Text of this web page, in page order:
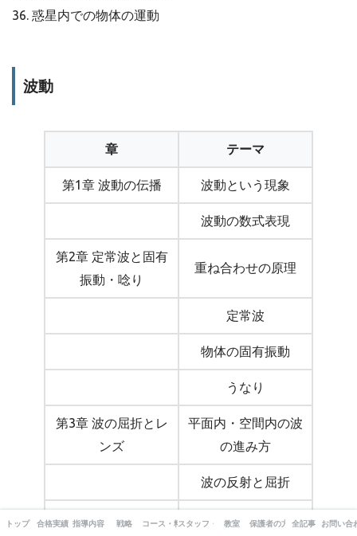
36. 惑星内での物体の運動
波動
章 テーマ
第1章 波動の伝播 波動という現象
波動の数式表現
第2章 定常波と固有
振動・唸り
重ね合わせの原理
定常波
物体の固有振動
うなり
第3章 波の屈折とレ
ンズ
平面内・空間内の波
の進み方
波の反射と屈折
レンズ
トップ 合格実績 指導内容 戦略 コース・料金スタッフ・出版書籍
教室 保護者の方へ全記事 お問い合